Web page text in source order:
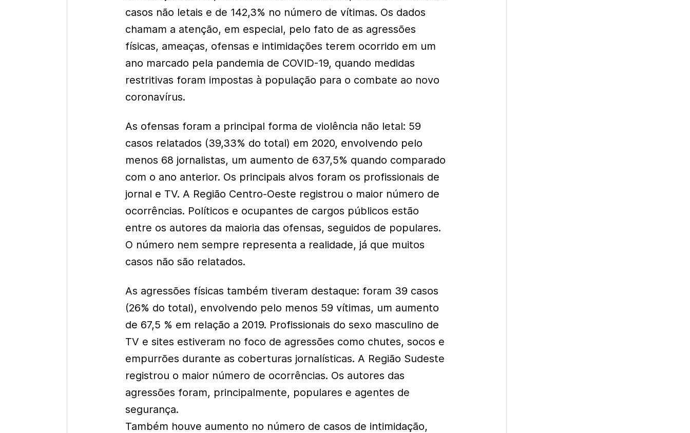
casos não letais e de 142,3% no número de vítimas. Os dados
chamam a atenção, em especial, pelo fato de as agressões
físicas, ameaças, ofensas e intimidações terem ocorrido em um
ano marcado pela pandemia de COVID-19, quando medidas
restritivas foram impostas à população para o combate ao novo
coronavírus.
As ofensas foram a principal forma de violência não letal: 59
casos relatados (39,33% do total) em 2020, envolvendo pelo
menos 68 jornalistas, um aumento de 637,5% quando comparado
com o ano anterior. Os principais alvos foram os profissionais de
jornal e TV. A Região Centro-Oeste registrou o maior número de
ocorrências. Políticos e ocupantes de cargos públicos estão
entre os autores da maioria das ofensas, seguidos de populares.
O número nem sempre representa a realidade, já que muitos
casos não são relatados.
As agressões físicas também tiveram destaque: foram 39 casos
(26% do total), envolvendo pelo menos 59 vítimas, um aumento
de 67,5 % em relação a 2019. Profissionais do sexo masculino de
TV e sites estiveram no foco de agressões como chutes, socos e
empurrões durante as coberturas jornalísticas. A Região Sudeste
registrou o maior número de ocorrências. Os autores das
agressões foram, principalmente, populares e agentes de
segurança.
Também houve aumento no número de casos de intimidação,